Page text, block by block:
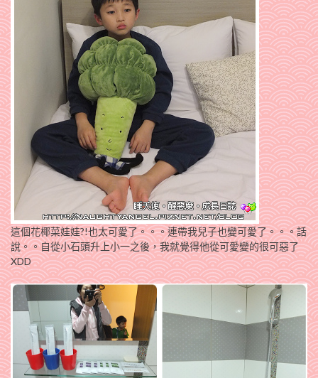
這個花椰菜娃娃?!也太可愛了。。。連帶我兒子也變可愛了。。。話
說。。自從小石頭升上小一之後，我就覺得他從可愛變的很可惡了
XDD